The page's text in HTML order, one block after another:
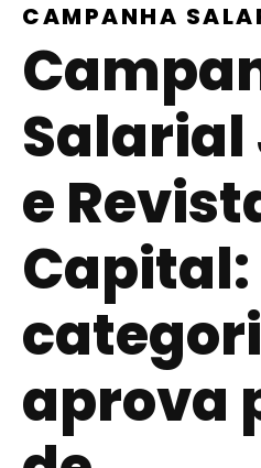
CAMPANHA
Salarial
e
Capital:
aprova